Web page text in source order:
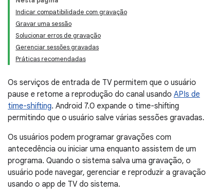
Indicar compatibilidade com gravação
Gravar uma sessão
Solucionar erros de gravação
Gerenciar sessões gravadas
Práticas recomendadas
Os serviços de entrada de TV permitem que o usuário
pause e retome a reprodução do canal usando APIs de
time-shifting. Android 7.0 expande o time-shifting
permitindo que o usuário salve várias sessões gravadas.
Os usuários podem programar gravações com
antecedência ou iniciar uma enquanto assistem de um
programa. Quando o sistema salva uma gravação, o
usuário pode navegar, gerenciar e reproduzir a gravação
usando o app de TV do sistema.